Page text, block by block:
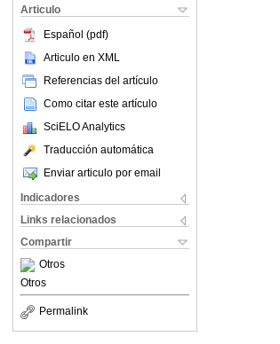
Articulo
Español (pdf)
Articulo en XML
Referencias del artículo
Como citar este artículo
SciELO Analytics
Traducción automática
Enviar articulo por email
Indicadores
Links relacionados
Compartir
Otros
Otros
Permalink